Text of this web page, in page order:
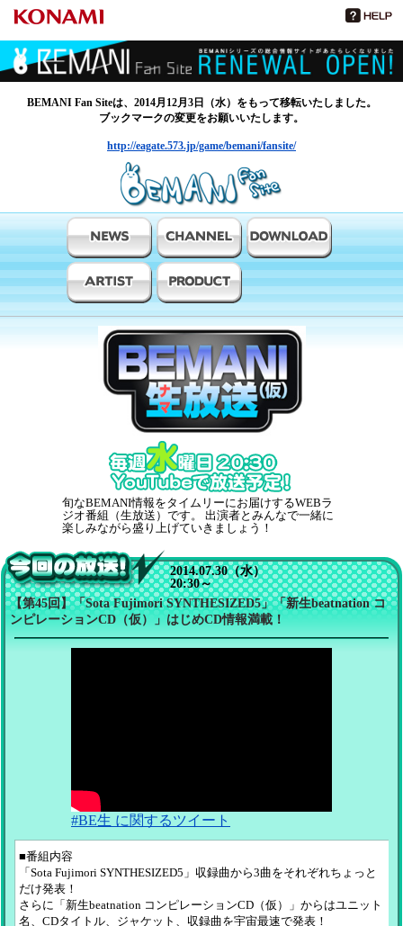
BEMANI Fan Siteは、2014月12月3日（水）をもって移転いたしました。
ブックマークの変更をお願いいたします。
http://eagate.573.jp/game/bemani/fansite/
BEMANIファンサイト
BEMANI 生放送（仮）
旬なBEMANI情報をタイムリーにお届けするWEBラ
ジオ番組（生放送）です。 出演者とみんなで一緒に
楽しみながら盛り上げていきましょう！
今回の放送！
2014.07.30（水）
20:30～
【第45回】「Sota Fujimori SYNTHESIZED5」「新生beatnation コ
ンピレーションCD（仮）」はじめCD情報満載！
#BE生 に関するツイート
■番組内容
「Sota Fujimori SYNTHESIZED5」収録曲から3曲をそれぞれちょっと
だけ発表！
さらに「新生beatnation コンピレーションCD（仮）」からはユニット
名、CDタイトル、ジャケット、収録曲を宇宙最速で発表！